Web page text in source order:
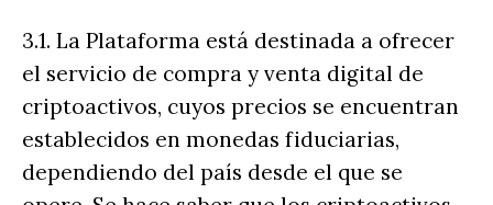
3.1. La Plataforma está destinada a ofrecer
el servicio de compra y venta digital de
criptoactivos, cuyos precios se encuentran
establecidos en monedas fiduciarias,
dependiendo del país desde el que se